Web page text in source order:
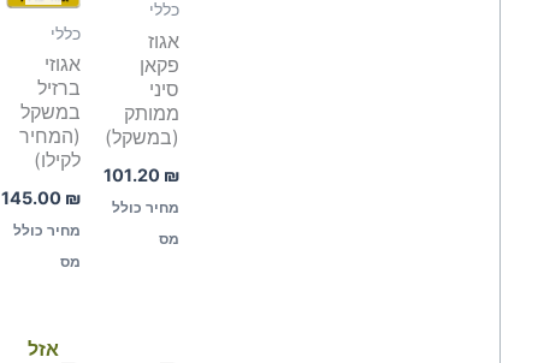
כללי
אגוז
פקאן
סיני
ממותק
(במשקל)
101.20 ₪
מחיר כולל
מס
כללי
אגוזי
ברזיל
במשקל
(המחיר
לקילו)
145.00 ₪
מחיר כולל
מס
אזל